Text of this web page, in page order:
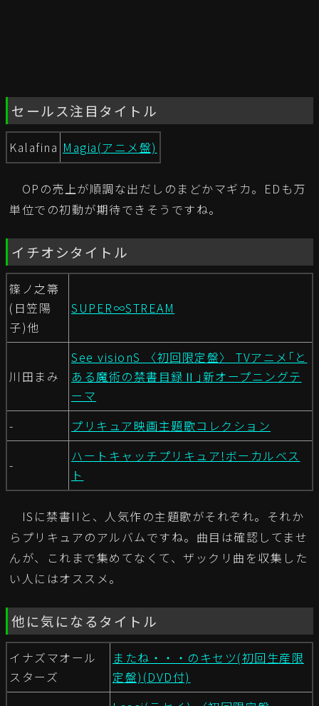
セールス注目タイトル
Kalafina Magia(アニメ盤)
OPの売上が順調な出だしのまどかマギカ。EDも万
単位での初動が期待できそうですね。
イチオシタイトル
篠ノ之箒
(日笠陽
子)他
SUPER∞STREAM
川田まみ
See visionS 〈初回限定盤〉 TVアニメ｢と
ある魔術の禁書目録Ⅱ｣新オープニングテ
ーマ
-
プリキュア映画主題歌コレクション
-
ハートキャッチプリキュア!ボーカルベス
ト
ISに禁書IIと、人気作の主題歌がそれぞれ。それか
らプリキュアのアルバムですね。曲目は確認してませ
んが、これまで集めてなくて、ザックリ曲を収集した
い人にはオススメ。
他に気になるタイトル
イナズマオール
スターズ
またね・・・のキセツ(初回生産限
定盤)(DVD付)